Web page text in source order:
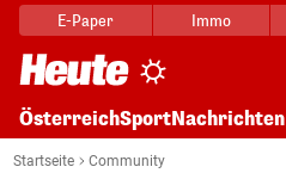
E-Paper Immo
ÖsterreichSportNachrichten
Startseite Community